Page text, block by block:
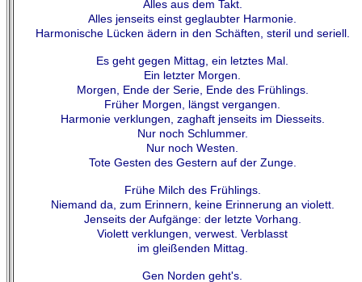
Alles aus dem Takt.
Alles jenseits einst geglaubter Harmonie.
Harmonische Lücken ädern in den Schäften, steril und seriell.
Es geht gegen Mittag, ein letztes Mal.
Ein letzter Morgen.
Morgen, Ende der Serie, Ende des Frühlings.
Früher Morgen, längst vergangen.
Harmonie verklungen, zaghaft jenseits im Diesseits.
Nur noch Schlummer.
Nur noch Westen.
Tote Gesten des Gestern auf der Zunge.
Frühe Milch des Frühlings.
Niemand da, zum Erinnern, keine Erinnerung an violett.
Jenseits der Aufgänge: der letzte Vorhang.
Violett verklungen, verwest. Verblasst
im gleißenden Mittag.
Gen Norden geht's.